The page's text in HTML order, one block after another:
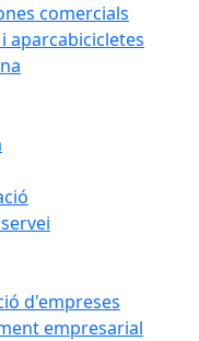
comercials
aparcabicicletes
d'empreses
empresarial